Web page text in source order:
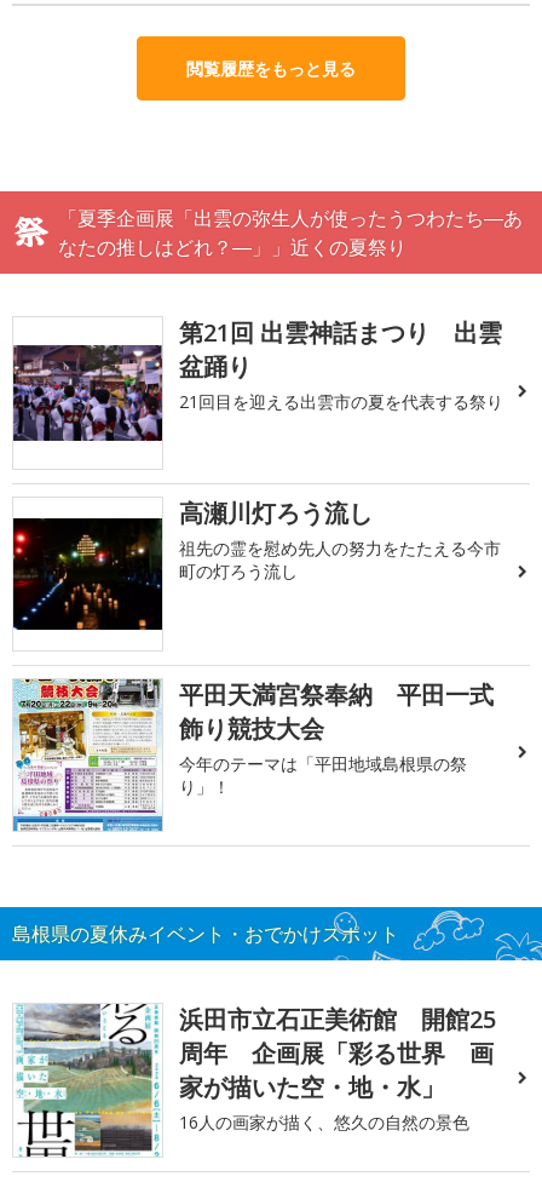
閲覧履歴をもっと見る
「夏季企画展「出雲の弥生人が使ったうつわたち―あ
なたの推しはどれ？―」」近くの夏祭り
第21回 出雲神話まつり 出雲
盆踊り
21回目を迎える出雲市の夏を代表する祭り
高瀬川灯ろう流し
祖先の霊を慰め先人の努力をたたえる今市
町の灯ろう流し
平田天満宮祭奉納 平田一式
飾り競技大会
今年のテーマは「平田地域島根県の祭
り」！
島根県の夏休みイベント・おでかけスポット
浜田市立石正美術館 開館25
周年 企画展「彩る世界 画
家が描いた空・地・水」
16人の画家が描く、悠久の自然の景色